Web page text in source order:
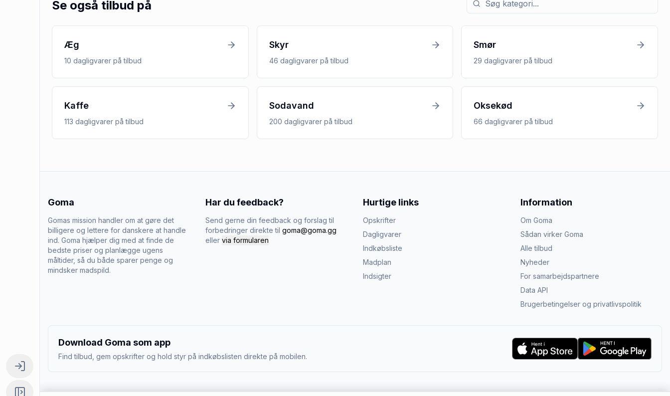
Log ind
Se også tilbud på
Æg
10 dagligvarer på tilbud
Skyr
46 dagligvarerpå tilbud
Smør
29 dagligvarer på tilbud
Kaffe
113 dagligvarer på tilbud
Sodavand
200 dagligvarerpå tilbud
Oksekød
66 dagligvarer på tilbud
Goma
Gomas mission handler om at gøre det
billigere og lettere for danskere at handle
ind. Goma hjælper dig med at finde de
bedste priser og planlægge ugens
måltider, så du både sparer penge og
mindsker madspild.
Har du feedback?
Send gerne din feedback og forslag til
forbedringer direkte til goma@goma.gg
eller via formularen
Hurtige links
Opskrifter
Dagligvarer
Indkøbsliste
Madplan
Indsigter
Information
Om Goma
Sådan virker Goma
Alle tilbud
Nyheder
For samarbejdspartnere
Data API
Brugerbetingelser og privatlivspolitik
Download Goma som app
Find tilbud, gem opskrifter og hold styr på indkøbslisten direkte på mobilen.